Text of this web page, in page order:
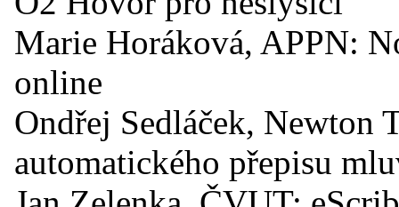
Marie Horáková, APPN:
online
Ondřej Sedláček, Newton
automatického přepisu